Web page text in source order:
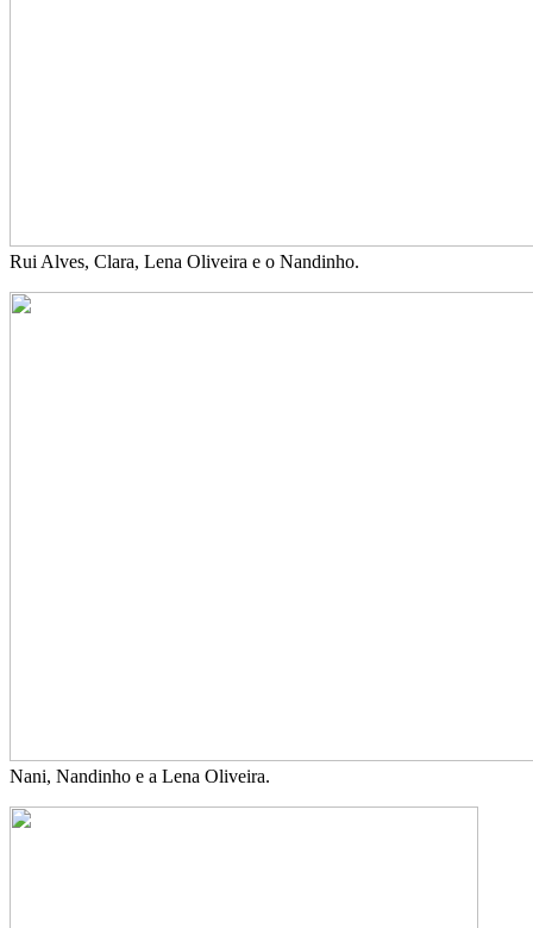
Rui Alves, Clara, Lena Oliveira e o Nandinho.
Nani, Nandinho e a Lena Oliveira.